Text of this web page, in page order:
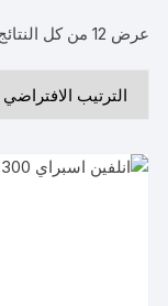
عرض ⁦12⁩ من كل النتائج